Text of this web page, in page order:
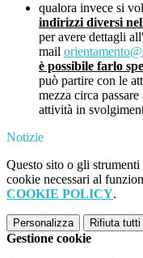
qualora invece si
indirizzi diversi
per avere dettagli
mail
è possibile farlo
può partire con le
mezza circa
attività in
Notizie
Questo sito o gli
cookie necessari al
COOKIE POLICY.
Personalizza Rifiuta tutti
Gestione cookie